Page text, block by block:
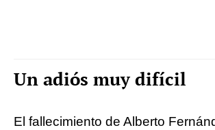
Un adiós muy difícil
El fallecimiento de Alberto